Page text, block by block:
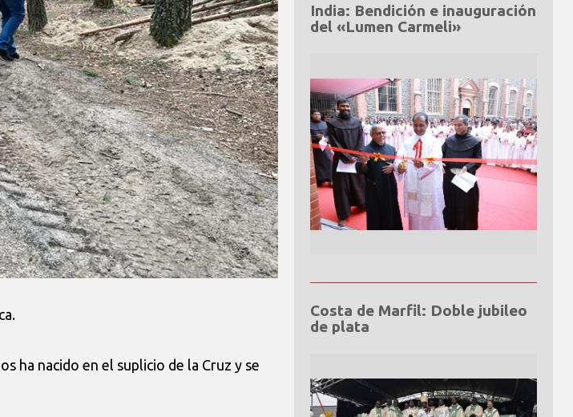
ha nacido en el suplicio de la Cruz y se
India: Bendición e inauguración
del «Lumen Carmeli»
Costa de Marfil: Doble jubileo
de plata